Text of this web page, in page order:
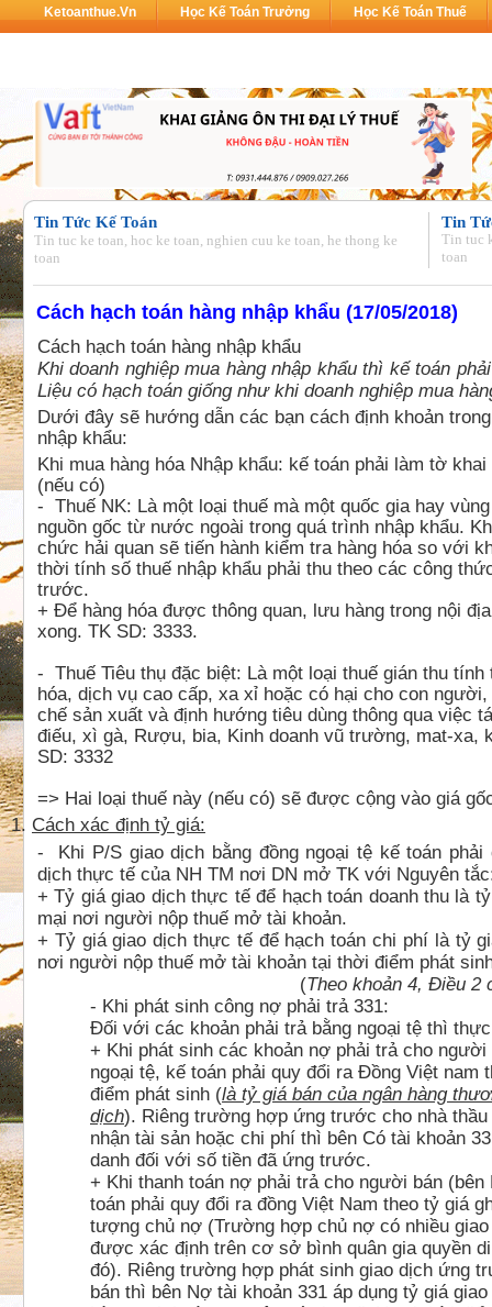
Ketoanthue.vn Học Kế Toán Trưởng Học Kế Toán Thuế
Tin Tức Kế Toán
Tin tuc ke toan, hoc ke toan, nghien cuu ke toan, he thong ke
toan
Tin
Tin tuc
toan
Cách hạch toán hàng nhập khẩu (17/05/2018)
Cách hạch toán hàng nhập khẩu
Khi doanh nghiệp mua hàng nhập khẩu thì kế toán
Liệu có hạch toán giống như khi doanh nghiệp mua
Dưới đây sẽ hướng dẫn các bạn cách định khoản
nhập khẩu:
Khi mua hàng hóa Nhập khẩu: kế toán phải làm tờ
(nếu có)
- Thuế NK: Là một loại thuế mà một quốc gia hay
nguồn gốc từ nước ngoài trong quá trình nhập khẩu.
chức hải quan sẽ tiến hành kiểm tra hàng hóa so với
thời tính số thuế nhập khẩu phải thu theo các công
trước.
+ Để hàng hóa được thông quan, lưu hàng trong nội
xong. TK SD: 3333.
- Thuế Tiêu thụ đặc biệt: Là một loại thuế gián thu
hóa, dịch vụ cao cấp, xa xỉ hoặc có hại cho con
chế sản xuất và định hướng tiêu dùng thông qua việc
điếu, xì gà, Rượu, bia, Kinh doanh vũ trường, mat-xa,
SD: 3332
=> Hai loại thuế này (nếu có) sẽ được cộng vào giá
1. Cách xác định tỷ giá:
- Khi P/S giao dịch bằng đồng ngoại tệ kế toán
dịch thực tế của NH TM nơi DN mở TK với Nguyên
+ Tỷ giá giao dịch thực tế để hạch toán doanh thu là
mại nơi người nộp thuế mở tài khoản.
+ Tỷ giá giao dịch thực tế để hạch toán chi phí là tỷ
nơi người nộp thuế mở tài khoản tại thời điểm phát
(Theo khoản 4, Điều 2
- Khi phát sinh công nợ phải trả 331:
Đối với các khoản phải trả bằng ngoại tệ thì
+ Khi phát sinh các khoản nợ phải trả cho
ngoại tệ, kế toán phải quy đổi ra Đồng Việt nam
điểm phát sinh (là tỷ giá bán của ngân hàng
dịch). Riêng trường hợp ứng trước cho nhà
nhận tài sản hoặc chi phí thì bên Có tài khoản
danh đối với số tiền đã ứng trước.
+ Khi thanh toán nợ phải trả cho người bán (bên
toán phải quy đổi ra đồng Việt Nam theo tỷ giá
tượng chủ nợ (Trường hợp chủ nợ có nhiều
được xác định trên cơ sở bình quân gia quyền
đó). Riêng trường hợp phát sinh giao dịch ứng
bán thì bên Nợ tài khoản 331 áp dụng tỷ giá